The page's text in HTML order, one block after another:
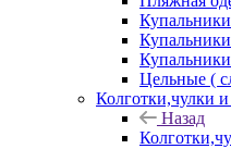
Цельные (
Колготки,чулки
Назад